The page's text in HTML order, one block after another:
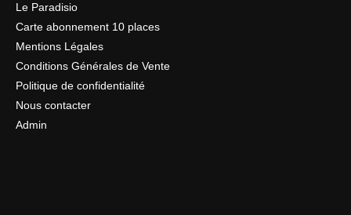
Le Paradisio
Carte abonnement 10 places
Mentions Légales
Conditions Générales de Vente
Politique de confidentialité
Nous contacter
Admin